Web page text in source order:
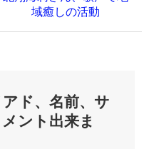
域癒しの活動
ド、名前、サ
ント出来ま